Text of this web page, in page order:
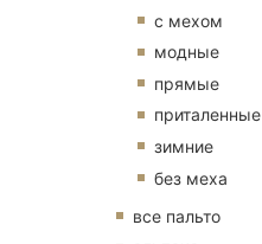
с мехом
модные
прямые
приталенные
зимние
без меха
все пальто